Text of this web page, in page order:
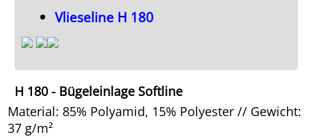
Vlieseline H 180
H 180 - Bügeleinlage Softline
Material: 85% Polyamid, 15% Polyester // Gewicht:
37 g/m²